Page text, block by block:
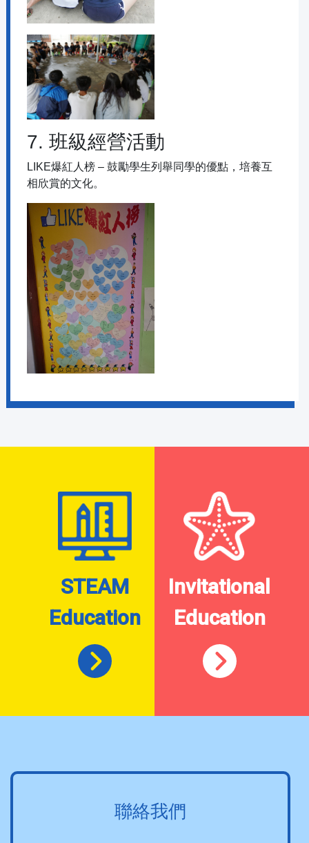
7. 班級經營活動
LIKE爆紅人榜 – 鼓勵學生列舉同學的優點，培養互
相欣賞的文化。
STEAM
Education
Invitational
Education
聯絡我們